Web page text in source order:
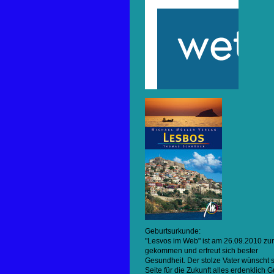
Geburtsurkunde:
"Lesvos im Web" ist am 26.09.2010
gekommen und erfreut sich bester
Gesundheit. Der stolze Vater wünscht
Seite für die Zukunft alles erdenklich